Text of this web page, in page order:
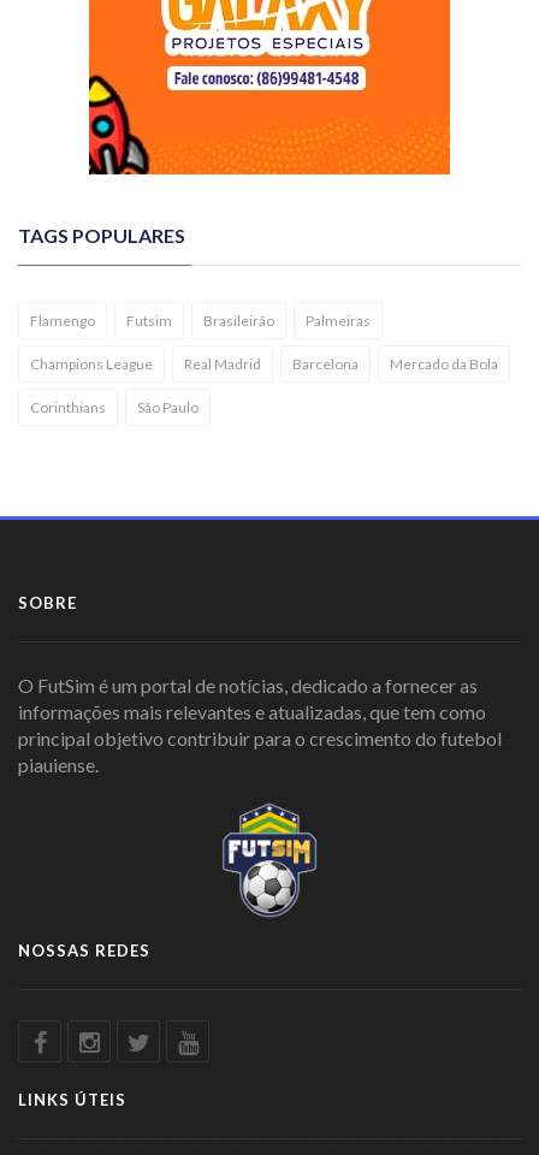
TAGS POPULARES
Flamengo Futsim Brasileirão Palmeiras
Champions League Real Madrid Barcelona Mercado da Bola
Corinthians São Paulo
SOBRE
O FutSim é um portal de notícias, dedicado a fornecer as
informações mais relevantes e atualizadas, que tem como
principal objetivo contribuir para o crescimento do futebol
piauiense.
NOSSAS REDES
LINKS ÚTEIS